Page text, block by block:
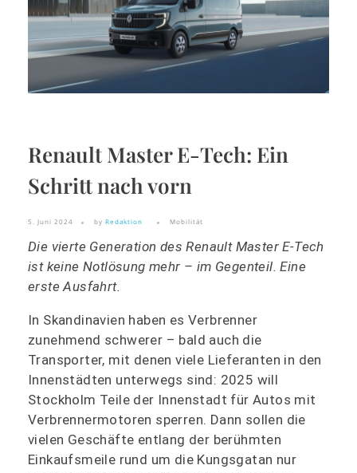
Renault Master E-Tech: Ein
Schritt nach vorn
5. Juni 2024 by Redaktion Mobilität
Die vierte Generation des Renault Master E-Tech
ist keine Notlösung mehr – im Gegenteil. Eine
erste Ausfahrt.
In Skandinavien haben es Verbrenner
zunehmend schwerer – bald auch die
Transporter, mit denen viele Lieferanten in den
Innenstädten unterwegs sind: 2025 will
Stockholm Teile der Innenstadt für Autos mit
Verbrennermotoren sperren. Dann sollen die
vielen Geschäfte entlang der berühmten
Einkaufsmeile rund um die Kungsgatan nur